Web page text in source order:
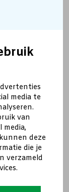
media te
van
media,
deze
die je
verzameld